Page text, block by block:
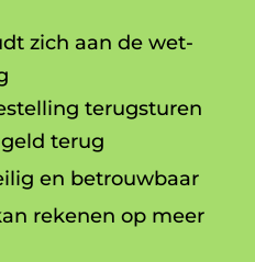
zich aan de wet-
terugsturen
terug
en betrouwbaar
rekenen op meer